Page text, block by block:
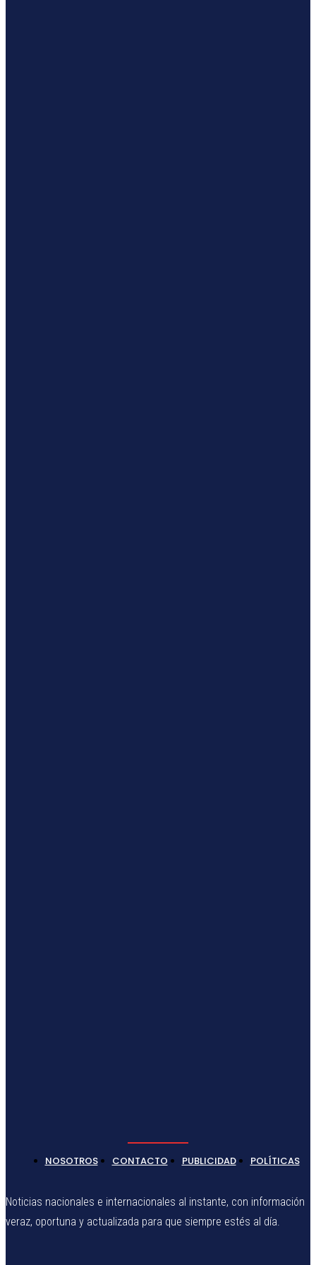
NOSOTROS CONTACTO PUBLICIDAD POLÍTICAS
Noticias nacionales e internacionales al instante, con información
veraz, oportuna y actualizada para que siempre estés al día.